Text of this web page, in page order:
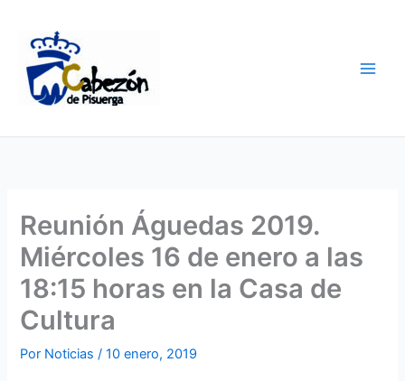
contenido
Reunión Águedas 2019.
Miércoles 16 de enero a las
18:15 horas en la Casa de
Cultura
Por Noticias/10 enero, 2019